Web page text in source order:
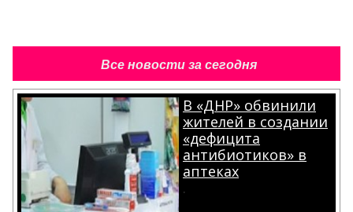
Все новости за сегодня
В «ДНР» обвинили
жителей в создании
«дефицита
антибиотиков» в
аптеках
.